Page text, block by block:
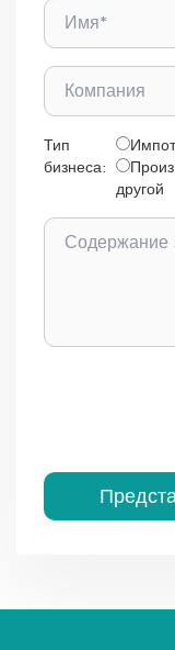
Тип
бизнеса:
другой